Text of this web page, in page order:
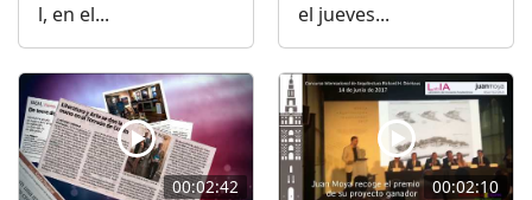
l, en el... el jueves...
00:02:42 00:02:10